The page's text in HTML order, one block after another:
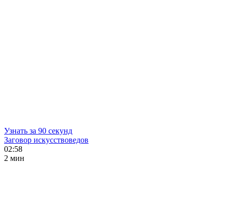
Узнать за 90 секунд
Заговор искусствоведов
02:58
2 мин